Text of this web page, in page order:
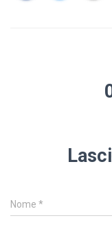
Nome *